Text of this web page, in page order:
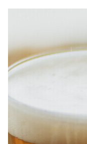
À PROPOS EMPLOIS